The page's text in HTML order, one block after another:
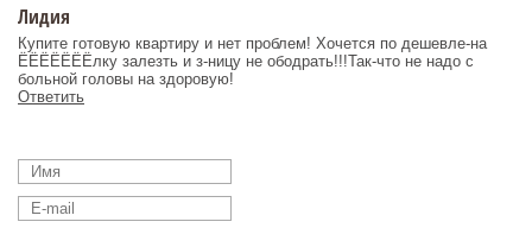
Лидия
Купите готовую квартиру и нет проблем! Хочется по дешевле-на
ЁЁЁЁЁЁЁлку залезть и з-ницу не ободрать!!!Так-что не надо с
больной головы на здоровую!
Ответить